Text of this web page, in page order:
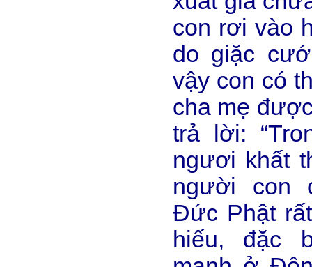
con rơi vào
do giặc
vậy con có
cha mẹ
trả lời:
ngươi khất
người con
Đức Phật
hiếu, đặc